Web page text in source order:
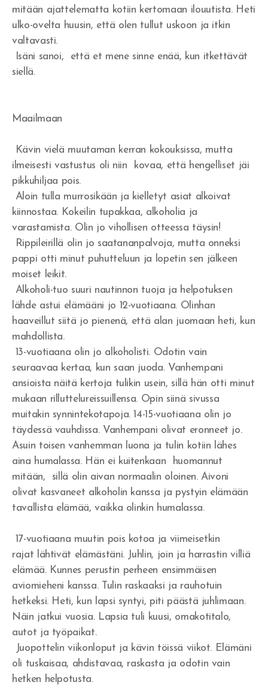
mitään ajattelematta kotiin kertomaan ilouutista. Heti
ulko-ovelta huusin, että olen tullut uskoon ja itkin
valtavasti.
Isäni sanoi, että et mene sinne enää, kun itkettävät
siellä.
Maailmaan
Kävin vielä muutaman kerran kokouksissa, mutta
ilmeisesti vastustus oli niin kovaa, että hengelliset jäi
pikkuhiljaa pois.
Aloin tulla murrosikään ja kielletyt asiat alkoivat
kiinnostaa. Kokeilin tupakkaa, alkoholia ja
varastamista. Olin jo vihollisen otteessa täysin!
Rippileirillä olin jo saatananpalvoja, mutta onneksi
pappi otti minut puhutteluun ja lopetin sen jälkeen
moiset leikit.
Alkoholi-tuo suuri nautinnon tuoja ja helpotuksen
lähde astui elämääni jo 12-vuotiaana. Olinhan
haaveillut siitä jo pienenä, että alan juomaan heti, kun
mahdollista.
13-vuotiaana olin jo alkoholisti. Odotin vain
seuraavaa kertaa, kun saan juoda. Vanhempani
ansioista näitä kertoja tulikin usein, sillä hän otti minut
mukaan rilluttelureissuillensa. Opin siinä sivussa
muitakin synnintekotapoja. 14-15-vuotiaana olin jo
täydessä vauhdissa. Vanhempani olivat eronneet jo.
Asuin toisen vanhemman luona ja tulin kotiin lähes
aina humalassa. Hän ei kuitenkaan huomannut
mitään, sillä olin aivan normaalin oloinen. Aivoni
olivat kasvaneet alkoholin kanssa ja pystyin elämään
tavallista elämää, vaikka olinkin humalassa.
17-vuotiaana muutin pois kotoa ja viimeisetkin
rajat lähtivät elämästäni. Juhlin, join ja harrastin villiä
elämää. Kunnes perustin perheen ensimmäisen
aviomieheni kanssa. Tulin raskaaksi ja rauhotuin
hetkeksi. Heti, kun lapsi syntyi, piti päästä juhlimaan.
Näin jatkui vuosia. Lapsia tuli kuusi, omakotitalo,
autot ja työpaikat.
Juopottelin viikonloput ja kävin töissä viikot. Elämäni
oli tuskaisaa, ahdistavaa, raskasta ja odotin vain
hetken helpotusta.
Suoritusta ja taistelua
Uskon henki ja kuuliaisuus
Hedelmän tuottaminen ja suhde Herraan
Tottelemattomuus
Jumalan armo
Israelin jäännös
Vakavasti Herran
Inhimillisyyden ansa
Voitto Hengessä
Olenko Totuudessa?
Uskottomuus
He kaikki nukkuivat
Nöyrtyminen ja kärsimys
Me hukumme rikkauteen - sielut seuraavat
Voimaton usko
Menestysteologian alkujuuri
Kenelle kunnia?
Jaakob Herran palvelijana
Kuninkaan kunnia on vastuullisuus
Laki ja armo
Mooabilainen jäännös
Sydämen palvelu
Rakkauden valinta
Joosua ja Kaaleb sukupolvi